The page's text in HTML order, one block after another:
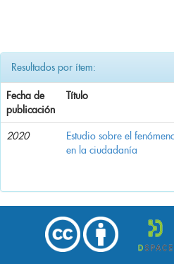
Resultados por ítem:
Fecha de
publicación
Título
2020
Estudio sobre el
en la ciudadanía